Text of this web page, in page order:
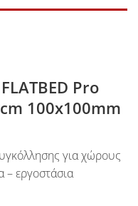
FLATBED Pro
100x100mm
για χώρους
– εργοστάσια